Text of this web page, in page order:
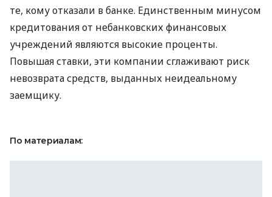
те, кому отказали в банке. Единственным минусом
кредитования от небанковских финансовых
учреждений являются высокие проценты.
Повышая ставки, эти компании сглаживают риск
невозврата средств, выданных неидеальному
заемщику.
По материалам: